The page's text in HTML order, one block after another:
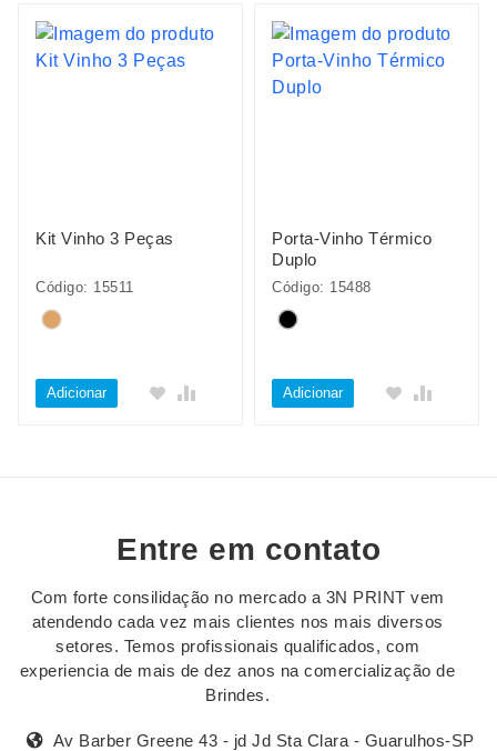
Kit Vinho 3 Peças
Código: 15511
Adicionar
Porta-Vinho Térmico
Duplo
Código: 15488
Adicionar
Entre em contato
Com forte consilidação no mercado a 3N PRINT vem
atendendo cada vez mais clientes nos mais diversos
setores. Temos profissionais qualificados, com
experiencia de mais de dez anos na comercialização de
Brindes.
Av Barber Greene 43 - jd Jd Sta Clara - Guarulhos-SP